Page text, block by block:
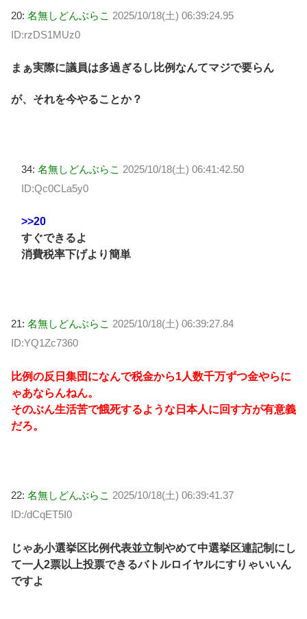
20: 名無しどんぶらこ 2025/10/18(土) 06:39:24.95
ID:rzDS1MUz0
まぁ実際に議員は多過ぎるし比例なんてマジで要らん
が、それを今やることか？
34: 名無しどんぶらこ 2025/10/18(土) 06:41:42.50
ID:Qc0CLa5y0
>>20
すぐできるよ
消費税率下げより簡単
21: 名無しどんぶらこ 2025/10/18(土) 06:39:27.84
ID:YQ1Zc7360
比例の反日集団になんで税金から1人数千万ずつ金やらに
ゃあならんねん。
そのぶん生活苦で餓死するような日本人に回す方が有意義
だろ。
22: 名無しどんぶらこ 2025/10/18(土) 06:39:41.37
ID:/dCqET5I0
じゃあ小選挙区比例代表並立制やめて中選挙区連記制にし
て一人2票以上投票できるバトルロイヤルにすりゃいいん
ですよ